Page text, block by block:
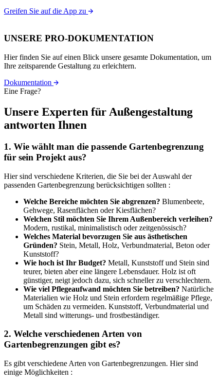
Greifen Sie auf die App zu
UNSERE PRO-DOKUMENTATION
Hier finden Sie auf einen Blick unsere gesamte Dokumentation, um
Ihre zeitsparende Gestaltung zu erleichtern.
Dokumentation
Eine Frage?
Unsere Experten für Außengestaltung
antworten Ihnen
1. Wie wählt man die passende Gartenbegrenzung
für sein Projekt aus?
Hier sind verschiedene Kriterien, die Sie bei der Auswahl der
passenden Gartenbegrenzung berücksichtigen sollten :
Welche Bereiche möchten Sie abgrenzen? Blumenbeete,
Gehwege, Rasenflächen oder Kiesflächen?
Welchen Stil möchten Sie Ihrem Außenbereich verleihen?
Modern, rustikal, minimalistisch oder zeitgenössisch?
Welches Material bevorzugen Sie aus ästhetischen
Gründen? Stein, Metall, Holz, Verbundmaterial, Beton oder
Kunststoff?
Wie hoch ist Ihr Budget? Metall, Kunststoff und Stein sind
teurer, bieten aber eine längere Lebensdauer. Holz ist oft
günstiger, neigt jedoch dazu, sich schneller zu verschlechtern.
Wie viel Pflegeaufwand möchten Sie betreiben? Natürliche
Materialien wie Holz und Stein erfordern regelmäßige Pflege,
um Schäden zu vermeiden. Kunststoff, Verbundmaterial und
Metall sind witterungs- und frostbeständiger.
2. Welche verschiedenen Arten von
Gartenbegrenzungen gibt es?
Es gibt verschiedene Arten von Gartenbegrenzungen. Hier sind
einige Möglichkeiten :